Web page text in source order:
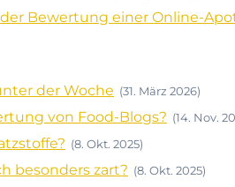
Bewertung einer Online-
der Woche (31. März 2026)
von Food-Blogs? (14. Nov.
(8. Okt. 2025)
besonders zart? (8. Okt. 2025)